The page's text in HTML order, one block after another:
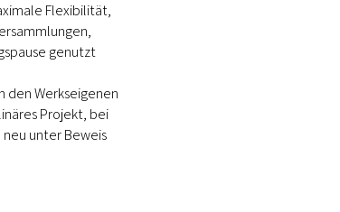
Flexibilität,
genutzt
den Werkseigenen
Projekt, bei
unter Beweis